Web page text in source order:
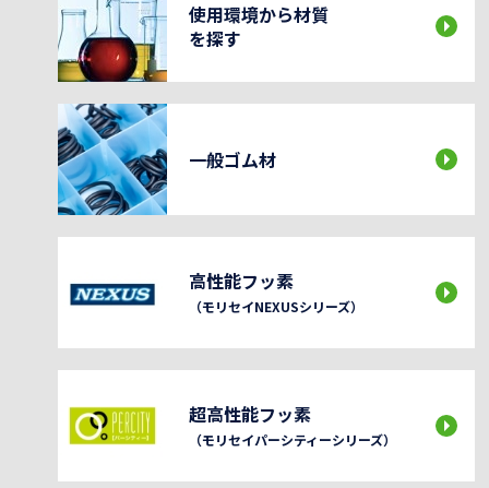
使用環境から材質
を探す
一般ゴム材
高性能フッ素
（モリセイNEXUSシリーズ）
超高性能フッ素
（モリセイパーシティーシリーズ）